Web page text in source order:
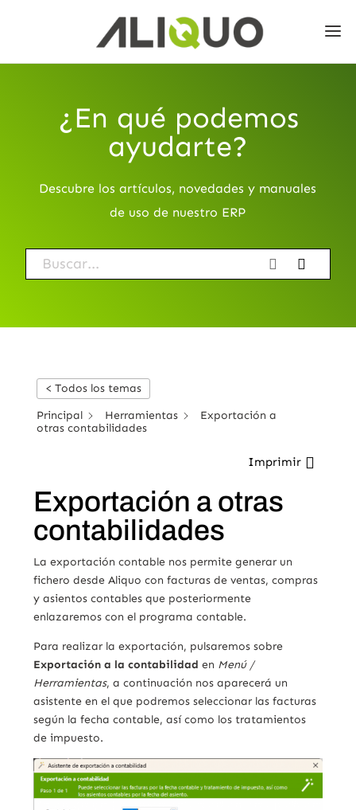
¿En qué podemos
ayudarte?
Descubre los artículos, novedades y manuales
de uso de nuestro ERP
< Todos los temas
Principal Herramientas
Exportación a
otras contabilidades
Imprimir
Exportación a otras
contabilidades
La exportación contable nos permite generar un
fichero desde Aliquo con facturas de ventas, compras
y asientos contables que posteriormente
enlazaremos con el programa contable.
Para realizar la exportación, pulsaremos sobre
Exportación a la contabilidad en Menú /
Herramientas, a continuación nos aparecerá un
asistente en el que podremos seleccionar las facturas
según la fecha contable, así como los tratamientos
de impuesto.